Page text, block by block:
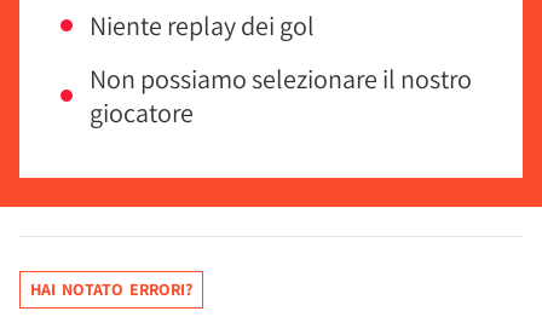
Niente replay dei gol
Non possiamo selezionare il nostro
giocatore
HAI NOTATO ERRORI?